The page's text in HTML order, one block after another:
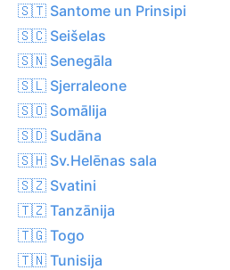
🇸🇹 Santome un Prinsipi
🇸🇨 Seišelas
🇸🇳 Senegāla
🇸🇱 Sjerraleone
🇸🇴 Somālija
🇸🇩 Sudāna
🇸🇭 Sv.Helēnas sala
🇸🇿 Svatini
🇹🇿 Tanzānija
🇹🇬 Togo
🇹🇳 Tunisija